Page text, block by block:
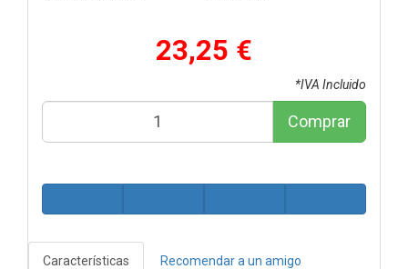
23,25 €
*IVA Incluido
Comprar
Características Recomendar a un amigo